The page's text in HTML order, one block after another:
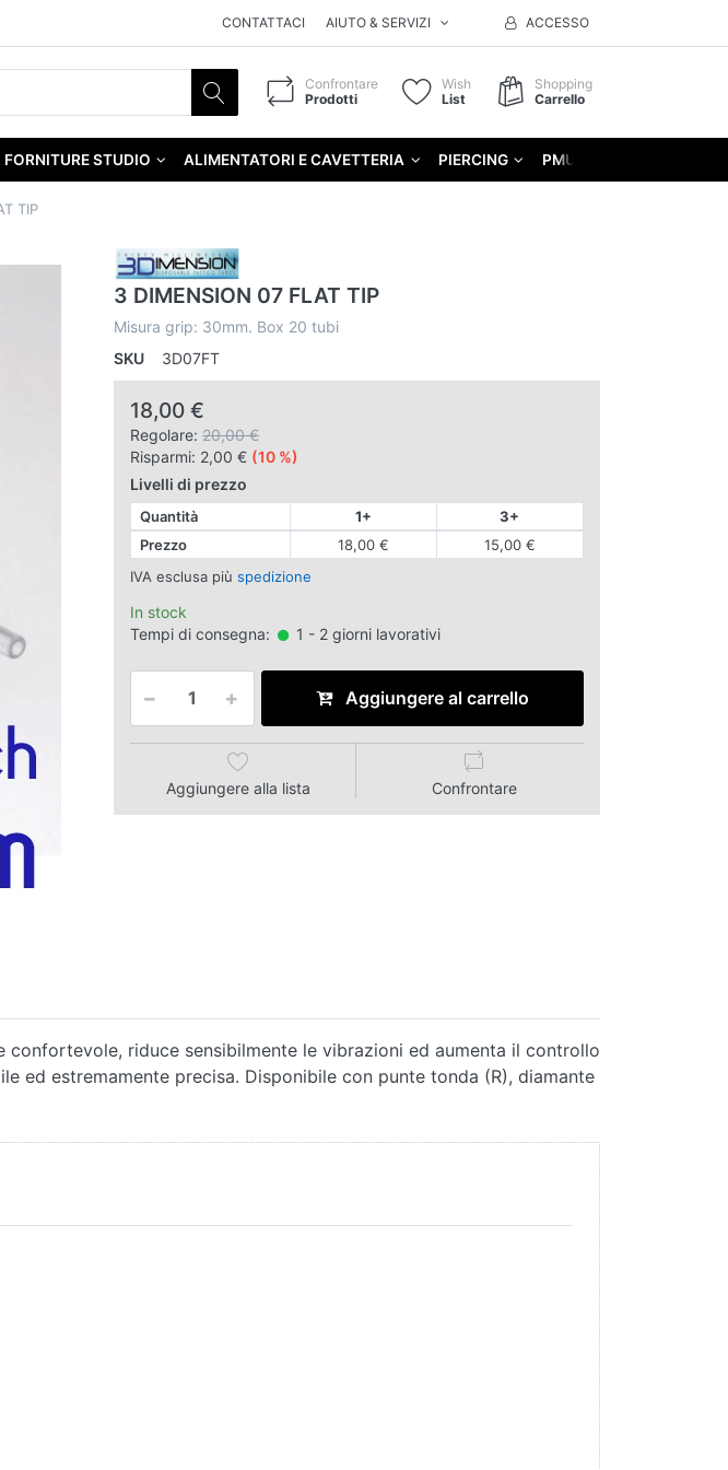
CONTATTACI AIUTO & SERVIZI ACCESSO
Confrontare
Prodotti
Wish
List
Shopping
Carrello
FORNITURE STUDIO ALIMENTATORI E CAVETTERIA PIERCING PMU
TIP
3 DIMENSION 07 FLAT TIP
Misura grip: 30mm. Box 20 tubi
SKU
3D07FT
18,00 €
Regolare: 20,00 €
Risparmi: 2,00 € (10 %)
Livelli di prezzo
Quantità 1+
3+
Prezzo
18,00 €
15,00 €
IVA esclusa più spedizione
In stock
Tempi di consegna:
1 - 2 giorni lavorativi
Aggiungere al carrello
Aggiungere alla lista Confrontare
riduce sensibilmente le vibrazioni ed aumenta il controllo
ed estremamente precisa. Disponibile con punte tonda (R), diamante